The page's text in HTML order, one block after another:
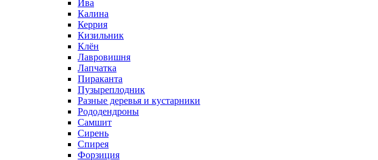
Ива
Калина
Керрия
Кизильник
Клён
Лавровишня
Лапчатка
Пираканта
Пузыреплодник
Разные деревья и кустарники
Рододендроны
Самшит
Сирень
Спирея
Форзиция